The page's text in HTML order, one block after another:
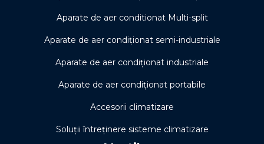
Aparate de aer conditionat Multi-split
Aparate de aer condiționat semi-industriale
Aparate de aer condiționat industriale
Aparate de aer condiționat portabile
Accesorii climatizare
Soluţii întreţinere sisteme climatizare